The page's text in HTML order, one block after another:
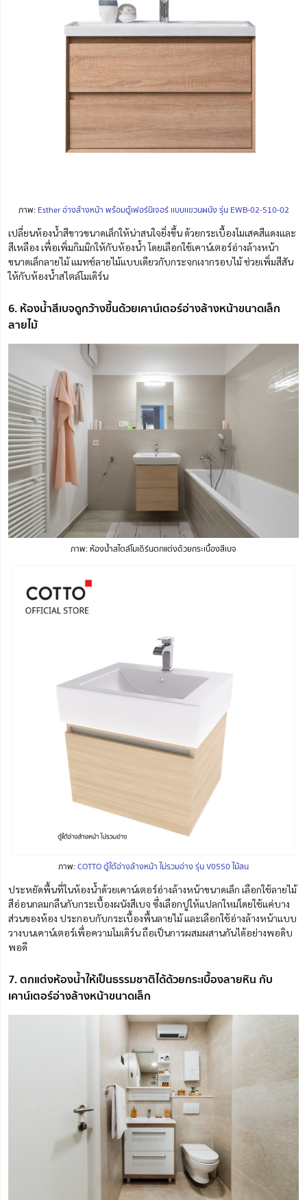
ภาพ: Esther อ่างล้างหน้า พร้อมตู้เฟอร์นิเจอร์ เเบบเเขวนผนัง รุ่น EWB-02-510-02
เปลี่ยนห้องน้ำสีขาวขนาดเล็กให้น่าสนใจยิ่งขึ้น ด้วยกระเบื้องโมเสคสีแดงและ
สีเหลือง เพื่อเพิ่มกิมมิกให้กับห้องน้ำ โดยเลือกใช้เคาน์เตอร์อ่างล้างหน้า
ขนาดเล็กลายไม้ แมทช์ลายไม้แบบเดียวกับกระจกเงากรอบไม้ ช่วยเพิ่มสีสัน
ให้กับห้องน้ำสไตล์โมเดิร์น
6. ห้องน้ำสีเบจดูกว้างขึ้นด้วยเคาน์เตอร์อ่างล้างหน้าขนาดเล็ก
ลายไม้
ภาพ: ห้องน้ำสไตล์โมเดิร์นตกแต่งด้วยกระเบื้องสีเบจ
ภาพ:COTTO ตู้ใต้อ่างล้างหน้า ไม่รวมอ่าง รุ่น V0550 ไม้สน
ประหยัดพื้นที่ในห้องน้ำด้วยเคาน์เตอร์อ่างล้างหน้าขนาดเล็ก เลือกใช้ลายไม้
สีอ่อนกลมกลืนกับกระเบื้องผนังสีเบจ ซึ่งเลือกปูให้แปลกใหม่โดยใช้แค่บาง
ส่วนของห้อง ประกอบกับกระเบื้องพื้นลายไม้ และเลือกใช้อ่างล้างหน้าแบบ
วางบนเคาน์เตอร์เพื่อความโมเดิร์น ถือเป็นการผสมผสานกันได้อย่างพอดิบ
พอดี
7. ตกแต่งห้องน้ำให้เป็นธรรมชาติได้ด้วยกระเบื้องลายหิน กับ
เคาน์เตอร์อ่างล้างหน้าขนาดเล็ก